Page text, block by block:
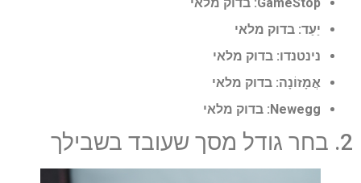
יַעַד: בדוק מלאי
נינטנדו: בדוק מלאי
אֲמָזוֹנָה: בדוק מלאי
Newegg: בדוק מלאי
2. בחר גודל מסך שעובד בשבילך